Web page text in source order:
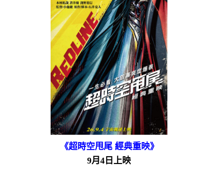
《超時空甩尾 經典重映》
9月4日上映